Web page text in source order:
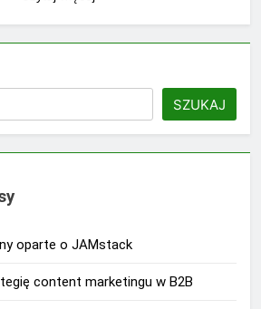
SZUKAJ
oparte o JAMstack
content marketingu w B2B